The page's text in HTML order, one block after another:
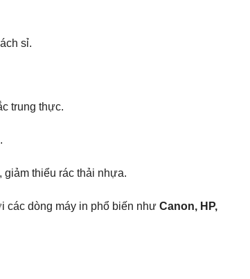
sỉ.
trung thực.
thiểu rác thải nhựa.
các dòng máy in phổ biến nhưCanon, HP,